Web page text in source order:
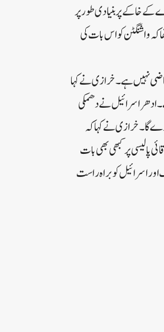
بحال شدہ معاہدے کے خاکے پر بنیادی طور پر
کہ واشنگٹن کو اس بات کی
نہیں ہے۔خرازی نے کہا
اسرائیل نے دھمکی
دے گا۔خرازی نے کہا کہ
پر کبھی بھی بات
اسرائیل کو براہ راست